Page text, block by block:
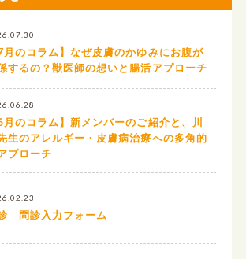
7月のコラム】なぜ皮膚のかゆみにお腹が
するの？獣医師の想いと腸活アプローチ
6月のコラム】新メンバーのご紹介と、川
生のアレルギー・皮膚病治療への多角的
プローチ
問診入力フォーム